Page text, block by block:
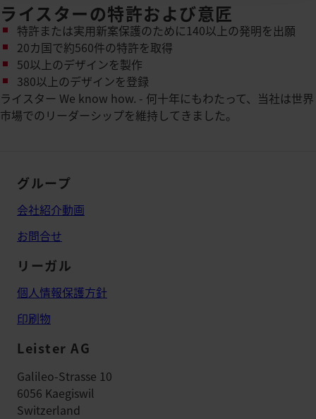
ライスターの特許および意匠
特許または実用新案保護のために140以上の発明を出願
20カ国で約560件の特許を取得
50以上のデザインを製作
380以上のデザインを登録
ライスター We know how. - 何十年にもわたって、当社は世界
市場でのリーダーシップを維持してきました。
グループ
会社紹介動画
お問合せ
リーガル
個人情報保護方針
印刷物
Leister AG
Galileo-Strasse 10
6056 Kaegiswil
Switzerland